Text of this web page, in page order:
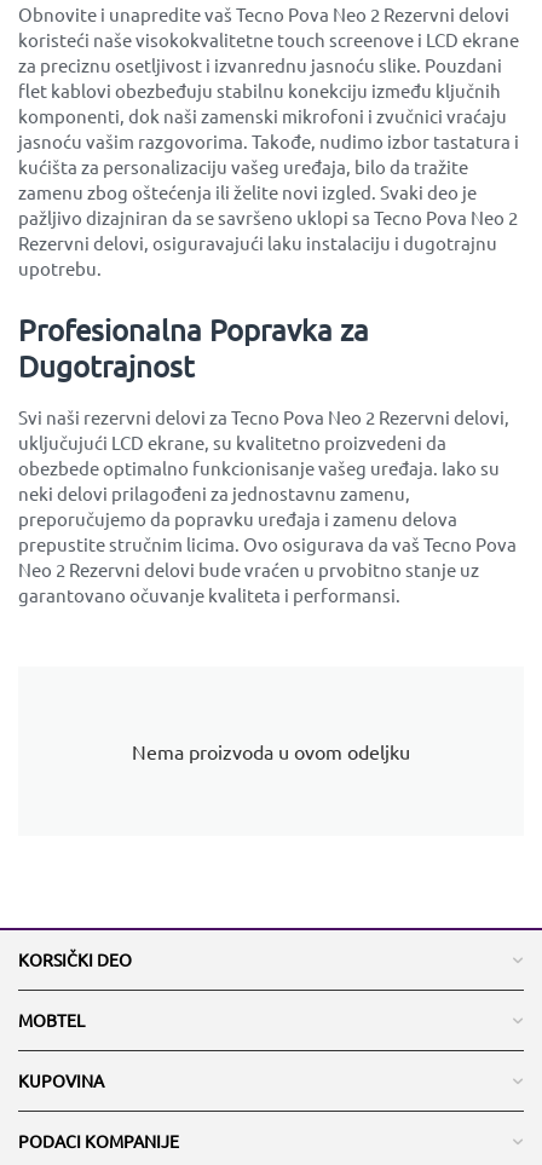
Obnovite i unapredite vaš Tecno Pova Neo 2 Rezervni delovi
koristeći naše visokokvalitetne touch screenove i LCD ekrane
za preciznu osetljivost i izvanrednu jasnoću slike. Pouzdani
flet kablovi obezbeđuju stabilnu konekciju između ključnih
komponenti, dok naši zamenski mikrofoni i zvučnici vraćaju
jasnoću vašim razgovorima. Takođe, nudimo izbor tastatura i
kućišta za personalizaciju vašeg uređaja, bilo da tražite
zamenu zbog oštećenja ili želite novi izgled. Svaki deo je
pažljivo dizajniran da se savršeno uklopi sa Tecno Pova Neo 2
Rezervni delovi, osiguravajući laku instalaciju i dugotrajnu
upotrebu.
Profesionalna Popravka za
Dugotrajnost
Svi naši rezervni delovi za Tecno Pova Neo 2 Rezervni delovi,
uključujući LCD ekrane, su kvalitetno proizvedeni da
obezbede optimalno funkcionisanje vašeg uređaja. Iako su
neki delovi prilagođeni za jednostavnu zamenu,
preporučujemo da popravku uređaja i zamenu delova
prepustite stručnim licima. Ovo osigurava da vaš Tecno Pova
Neo 2 Rezervni delovi bude vraćen u prvobitno stanje uz
garantovano očuvanje kvaliteta i performansi.
Nema proizvoda u ovom odeljku
KORSIČKI DEO
MOBTEL
KUPOVINA
PODACI KOMPANIJE